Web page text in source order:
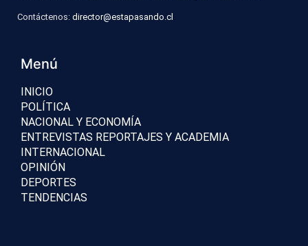
Contáctenos: director@estapasando.cl
Menú
INICIO
POLÍTICA
NACIONAL Y ECONOMÍA
ENTREVISTAS REPORTAJES Y ACADEMIA
INTERNACIONAL
OPINIÓN
DEPORTES
TENDENCIAS